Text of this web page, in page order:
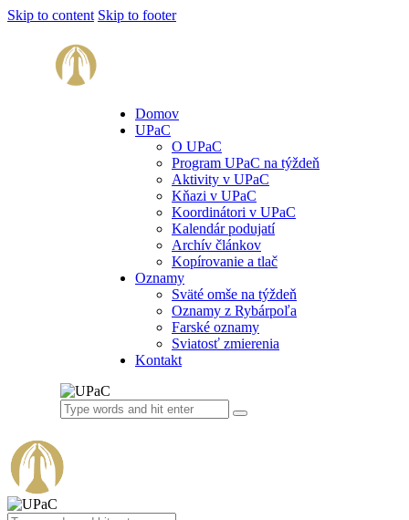
Skip to content Skip to footer
Domov
UPaC
O UPaC
Program UPaC na týždeň
Aktivity v UPaC
Kňazi v UPaC
Koordinátori v UPaC
Kalendár podujatí
Archív článkov
Kopírovanie a tlač
Oznamy
Sväté omše na týždeň
Oznamy z Rybárpoľa
Farské oznamy
Sviatosť zmierenia
Kontakt